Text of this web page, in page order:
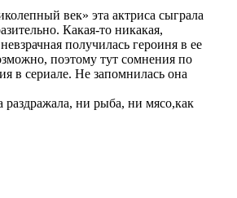
век» эта актриса сыграла
Какая-то никакая,
получилась героиня в ее
поэтому тут сомнения по
в сериале. Не запомнилась она
раздражала, ни рыба, ни мясо,как